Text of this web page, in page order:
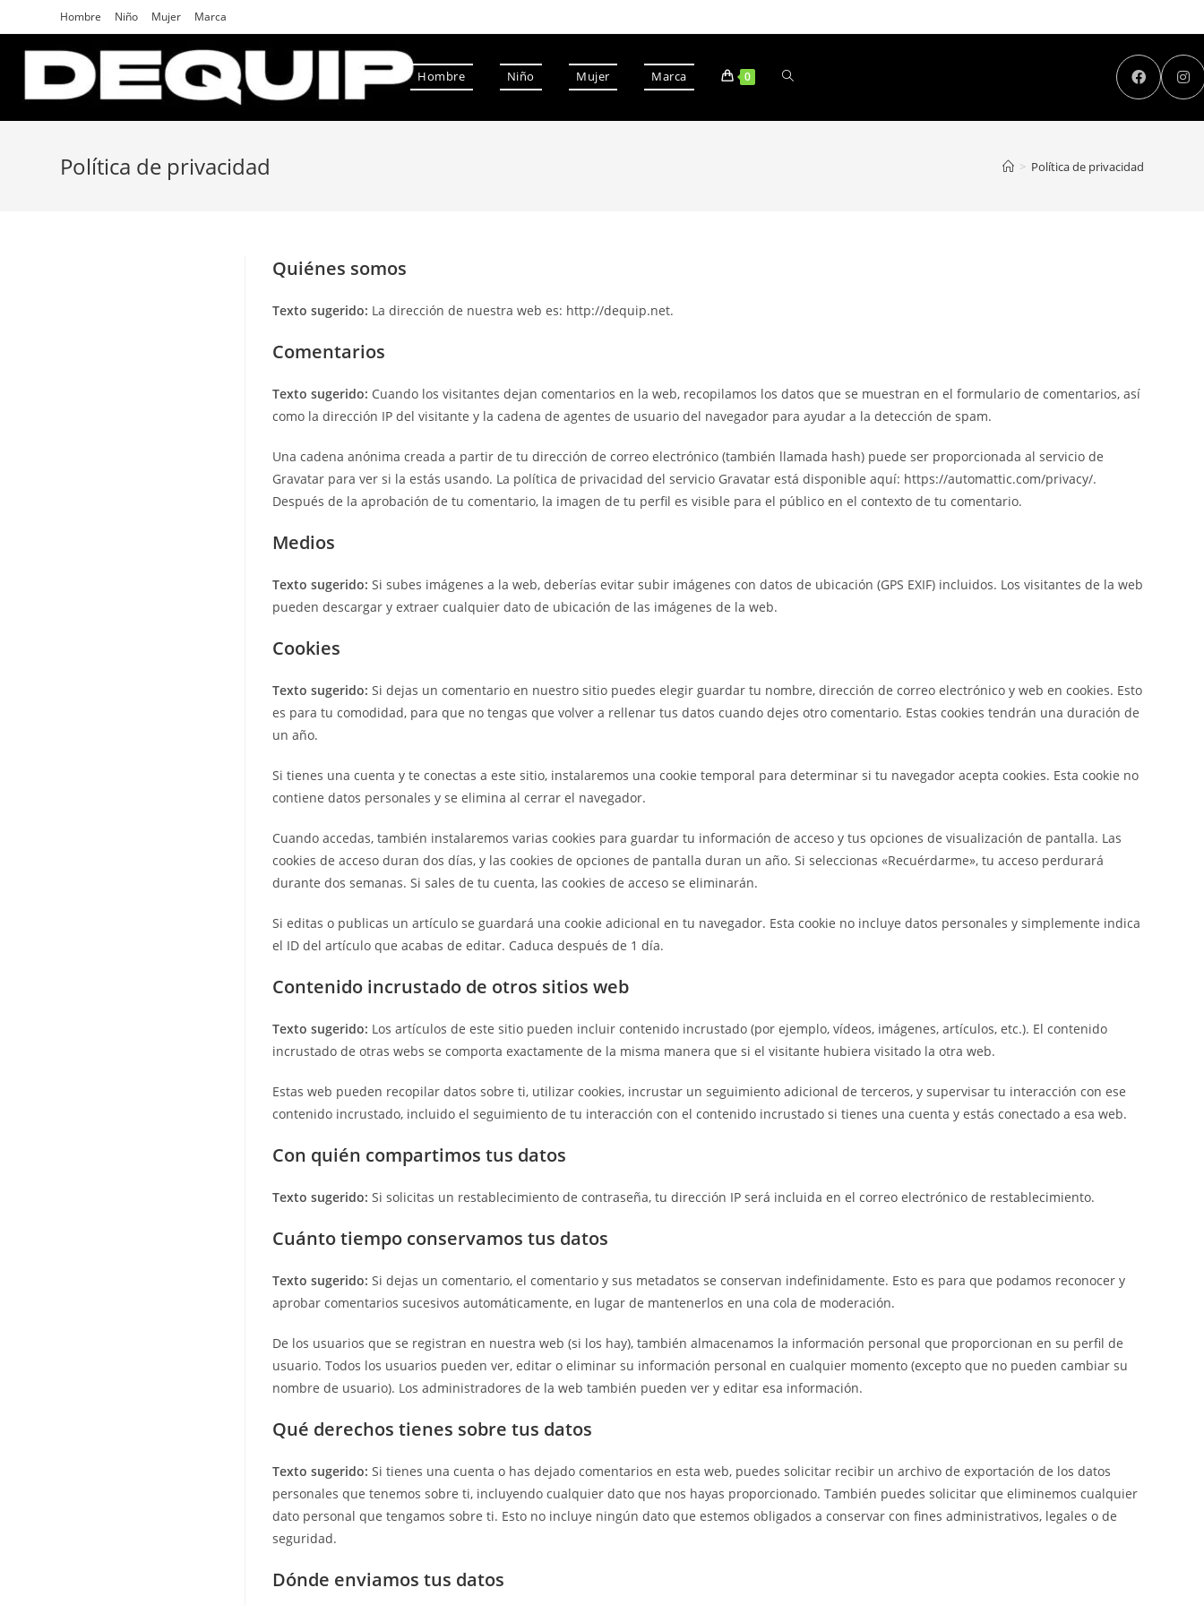
to
content
Hombre Niño Mujer Marca
Hombre Niño Mujer Marca 0
Política de privacidad > Política de privacidad
Quiénes somos
Texto sugerido: La dirección de nuestra web es: http://dequip.net.
Comentarios
Texto sugerido: Cuando los visitantes dejan comentarios en la web, recopilamos los datos que se muestran en el formulario de comentarios, así
como la dirección IP del visitante y la cadena de agentes de usuario del navegador para ayudar a la detección de spam.
Una cadena anónima creada a partir de tu dirección de correo electrónico (también llamada hash) puede ser proporcionada al servicio de
Gravatar para ver si la estás usando. La política de privacidad del servicio Gravatar está disponible aquí: https://automattic.com/privacy/.
Después de la aprobación de tu comentario, la imagen de tu perfil es visible para el público en el contexto de tu comentario.
Medios
Texto sugerido: Si subes imágenes a la web, deberías evitar subir imágenes con datos de ubicación (GPS EXIF) incluidos. Los visitantes de la web
pueden descargar y extraer cualquier dato de ubicación de las imágenes de la web.
Cookies
Texto sugerido: Si dejas un comentario en nuestro sitio puedes elegir guardar tu nombre, dirección de correo electrónico y web en cookies. Esto
es para tu comodidad, para que no tengas que volver a rellenar tus datos cuando dejes otro comentario. Estas cookies tendrán una duración de
un año.
Si tienes una cuenta y te conectas a este sitio, instalaremos una cookie temporal para determinar si tu navegador acepta cookies. Esta cookie no
contiene datos personales y se elimina al cerrar el navegador.
Cuando accedas, también instalaremos varias cookies para guardar tu información de acceso y tus opciones de visualización de pantalla. Las
cookies de acceso duran dos días, y las cookies de opciones de pantalla duran un año. Si seleccionas «Recuérdarme», tu acceso perdurará
durante dos semanas. Si sales de tu cuenta, las cookies de acceso se eliminarán.
Si editas o publicas un artículo se guardará una cookie adicional en tu navegador. Esta cookie no incluye datos personales y simplemente indica
el ID del artículo que acabas de editar. Caduca después de 1 día.
Contenido incrustado de otros sitios web
Texto sugerido: Los artículos de este sitio pueden incluir contenido incrustado (por ejemplo, vídeos, imágenes, artículos, etc.). El contenido
incrustado de otras webs se comporta exactamente de la misma manera que si el visitante hubiera visitado la otra web.
Estas web pueden recopilar datos sobre ti, utilizar cookies, incrustar un seguimiento adicional de terceros, y supervisar tu interacción con ese
contenido incrustado, incluido el seguimiento de tu interacción con el contenido incrustado si tienes una cuenta y estás conectado a esa web.
Con quién compartimos tus datos
Texto sugerido: Si solicitas un restablecimiento de contraseña, tu dirección IP será incluida en el correo electrónico de restablecimiento.
Cuánto tiempo conservamos tus datos
Texto sugerido: Si dejas un comentario, el comentario y sus metadatos se conservan indefinidamente. Esto es para que podamos reconocer y
aprobar comentarios sucesivos automáticamente, en lugar de mantenerlos en una cola de moderación.
De los usuarios que se registran en nuestra web (si los hay), también almacenamos la información personal que proporcionan en su perfil de
usuario. Todos los usuarios pueden ver, editar o eliminar su información personal en cualquier momento (excepto que no pueden cambiar su
nombre de usuario). Los administradores de la web también pueden ver y editar esa información.
Qué derechos tienes sobre tus datos
Texto sugerido: Si tienes una cuenta o has dejado comentarios en esta web, puedes solicitar recibir un archivo de exportación de los datos
personales que tenemos sobre ti, incluyendo cualquier dato que nos hayas proporcionado. También puedes solicitar que eliminemos cualquier
dato personal que tengamos sobre ti. Esto no incluye ningún dato que estemos obligados a conservar con fines administrativos, legales o de
seguridad.
Dónde enviamos tus datos